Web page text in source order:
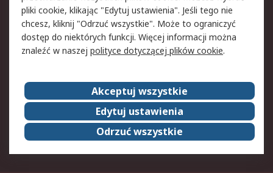
maila
plików cookie
Polityka prywatności
Użytkowanie witryny
Zastrzeżenia prawne
Warunki Sprzedaży
Kontakt
O firmie RS
RS na świecie
Kariera
Nagrody dla RS
ESG
pliki cookie, klikając "Edytuj ustawienia". Jeśli tego nie
chcesz, kliknij "Odrzuć wszystkie". Może to ograniczyć
dostęp do niektórych funkcji. Więcej informacji można
znaleźć w naszej polityce dotyczącej plików cookie.
Akceptuj wszystkie
Edytuj ustawienia
Odrzuć wszystkie